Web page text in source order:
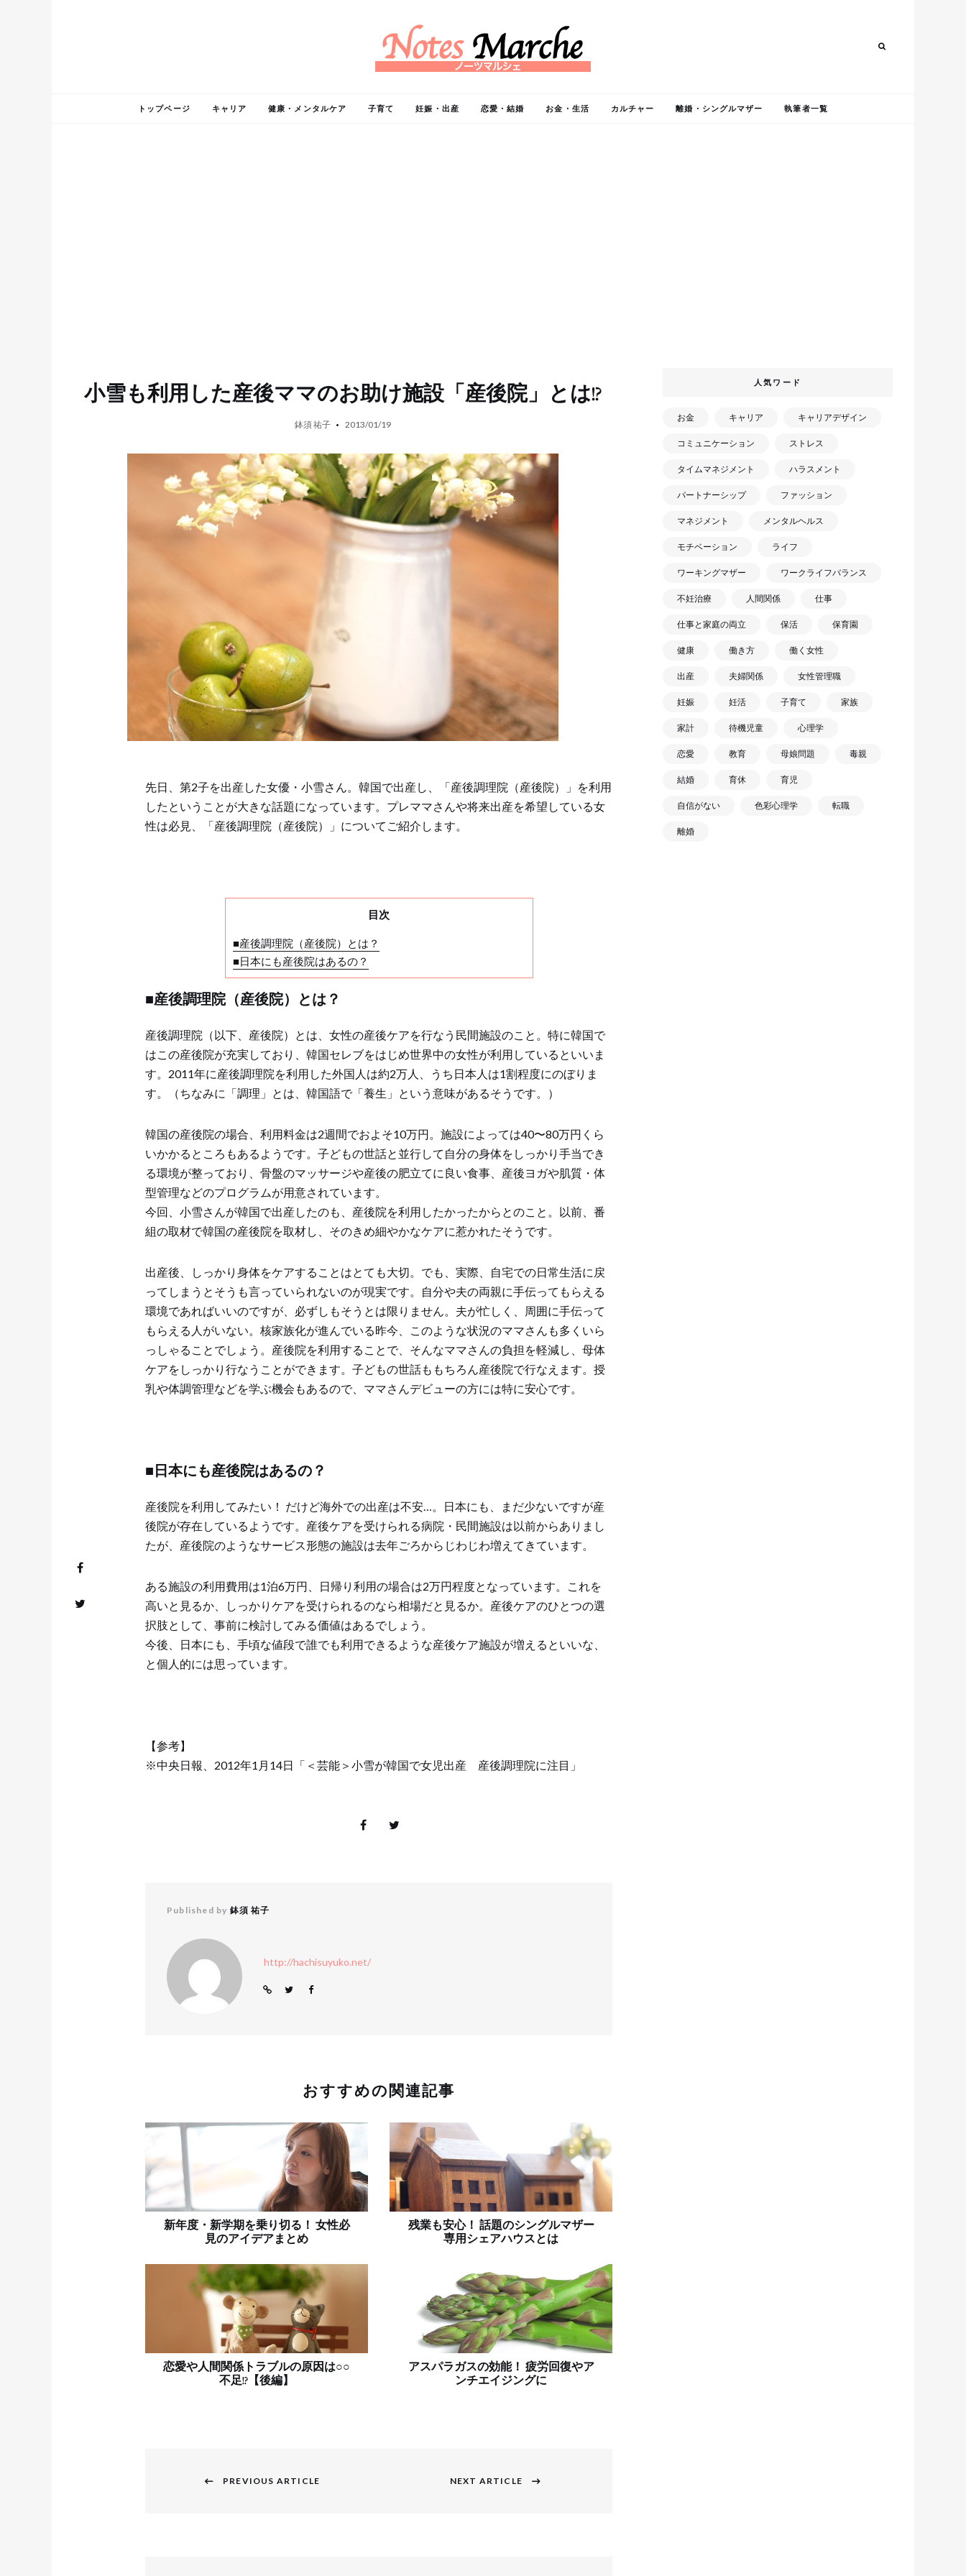
トップページ キャリア 健康・メンタルケア 子育て 妊娠・出産 恋愛・結婚 お金・生活 カルチャー 離婚・シングルマザー 執筆者一覧
小雪も利用した産後ママのお助け施設「産後院」とは!?
鉢須 祐子 2013/01/19
先日、第2子を出産した女優・小雪さん。韓国で出産し、「産後調理院（産後院）」を利用
したということが大きな話題になっています。プレママさんや将来出産を希望している女
性は必見、「産後調理院（産後院）」についてご紹介します。
目次
■産後調理院（産後院）とは？
■日本にも産後院はあるの？
■産後調理院（産後院）とは？
産後調理院（以下、産後院）とは、女性の産後ケアを行なう民間施設のこと。特に韓国で
はこの産後院が充実しており、韓国セレブをはじめ世界中の女性が利用しているといいま
す。2011年に産後調理院を利用した外国人は約2万人、うち日本人は1割程度にのぼりま
す。（ちなみに「調理」とは、韓国語で「養生」という意味があるそうです。）
韓国の産後院の場合、利用料金は2週間でおよそ10万円。施設によっては40〜80万円くら
いかかるところもあるようです。子どもの世話と並行して自分の身体をしっかり手当でき
る環境が整っており、骨盤のマッサージや産後の肥立てに良い食事、産後ヨガや肌質・体
型管理などのプログラムが用意されています。
今回、小雪さんが韓国で出産したのも、産後院を利用したかったからとのこと。以前、番
組の取材で韓国の産後院を取材し、そのきめ細やかなケアに惹かれたそうです。
出産後、しっかり身体をケアすることはとても大切。でも、実際、自宅での日常生活に戻
ってしまうとそうも言っていられないのが現実です。自分や夫の両親に手伝ってもらえる
環境であればいいのですが、必ずしもそうとは限りません。夫が忙しく、周囲に手伝って
もらえる人がいない。核家族化が進んでいる昨今、このような状況のママさんも多くいら
っしゃることでしょう。産後院を利用することで、そんなママさんの負担を軽減し、母体
ケアをしっかり行なうことができます。子どもの世話ももちろん産後院で行なえます。授
乳や体調管理などを学ぶ機会もあるので、ママさんデビューの方には特に安心です。
■日本にも産後院はあるの？
産後院を利用してみたい！ だけど海外での出産は不安…。日本にも、まだ少ないですが産
後院が存在しているようです。産後ケアを受けられる病院・民間施設は以前からありまし
たが、産後院のようなサービス形態の施設は去年ごろからじわじわ増えてきています。
ある施設の利用費用は1泊6万円、日帰り利用の場合は2万円程度となっています。これを
高いと見るか、しっかりケアを受けられるのなら相場だと見るか。産後ケアのひとつの選
択肢として、事前に検討してみる価値はあるでしょう。
今後、日本にも、手頃な値段で誰でも利用できるような産後ケア施設が増えるといいな、
と個人的には思っています。
【参考】
※中央日報、2012年1月14日「＜芸能＞小雪が韓国で女児出産 産後調理院に注目」
Published by 鉢須 祐子
http://hachisuyuko.net/
おすすめの関連記事
新年度・新学期を乗り切る！ 女性必
見のアイデアまとめ
残業も安心！ 話題のシングルマザー
専用シェアハウスとは
恋愛や人間関係トラブルの原因は○○
不足!?【後編】
アスパラガスの効能！ 疲労回復やア
ンチエイジングに
PREVIOUS ARTICLE NEXT ARTICLE
人気ワード
お金 キャリア キャリアデザイン
コミュニケーション ストレス
タイムマネジメント ハラスメント
パートナーシップ ファッション
マネジメント メンタルヘルス
モチベーション ライフ
ワーキングマザー ワークライフバランス
不妊治療 人間関係 仕事
仕事と家庭の両立 保活 保育園
健康 働き方 働く女性
出産 夫婦関係 女性管理職
妊娠 妊活 子育て 家族
家計 待機児童 心理学
恋愛 教育 母娘問題 毒親
結婚 育休 育児
自信がない 色彩心理学 転職
離婚